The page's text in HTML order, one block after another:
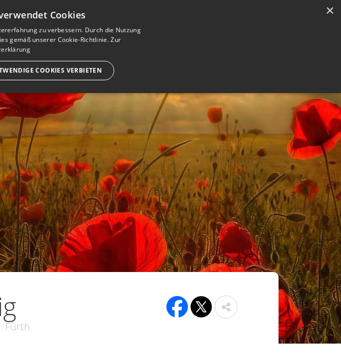
für Traueranzeigen
STARTSEITE HILFE IM TRAUERFALL
Fürth
×
Cookies
zu verbessern. Durch die Nutzung
gemäß unserer Cookie-Richtlinie.Zur
COOKIES VERBIETEN